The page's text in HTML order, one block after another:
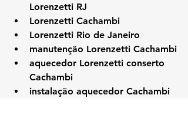
Lorenzetti RJ
Lorenzetti Cachambi
Lorenzetti Rio de Janeiro
manutenção Lorenzetti Cachambi
aquecedor Lorenzetti conserto
Cachambi
instalação aquecedor Cachambi